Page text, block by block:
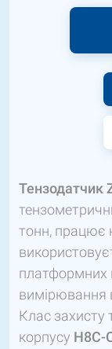
Тензодатчик
тонн, працює
платформних
вимірювання
Клас захисту
корпусу Н8С-